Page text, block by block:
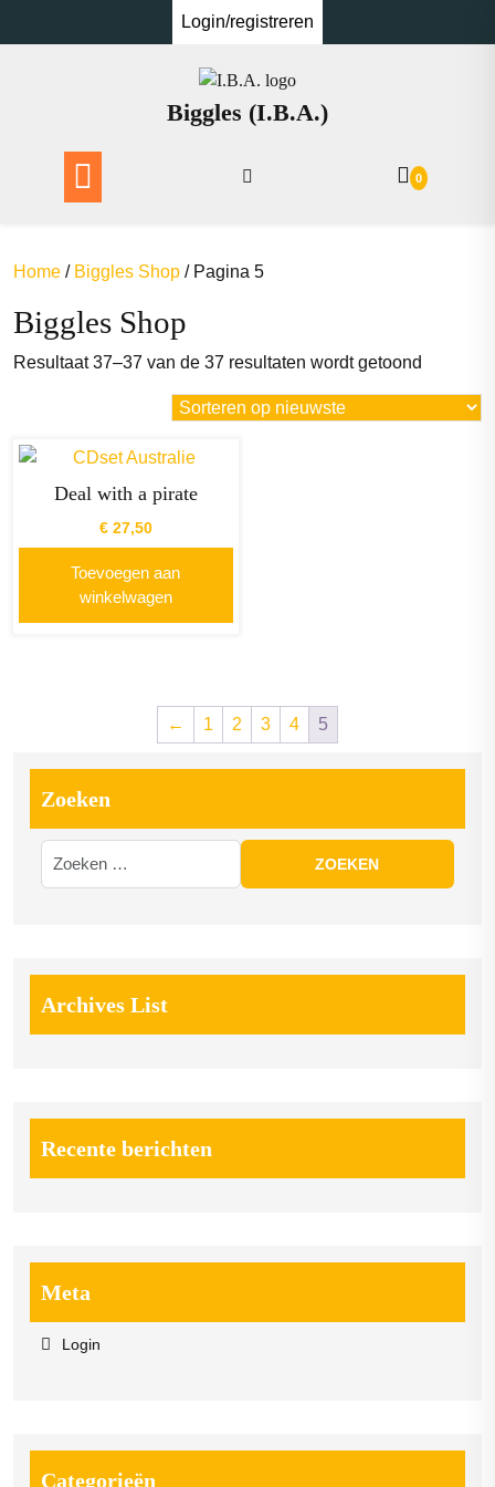
Login/registreren
Biggles (I.B.A.)
0
Home / Biggles Shop / Pagina 5
Biggles Shop
Resultaat 37–37 van de 37 resultaten wordt getoond
nieuwste
Deal with a pirate
€27,50
Toevoegen aan
winkelwagen
← 1 2 3 4 5
Zoeken
Archives List
Recente berichten
Meta
Login
Categorieën